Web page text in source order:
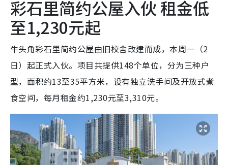
彩石里简约公屋入伙 租金低
至1,230元起
牛头角彩石里简约公屋由旧校舍改建而成，本周一（2
日）起正式入伙。项目共提供148个单位，分为三种户
型，面积约13至35平方米，设有独立洗手间及开放式煮
食空间，每月租金约1,230元至3,310元。